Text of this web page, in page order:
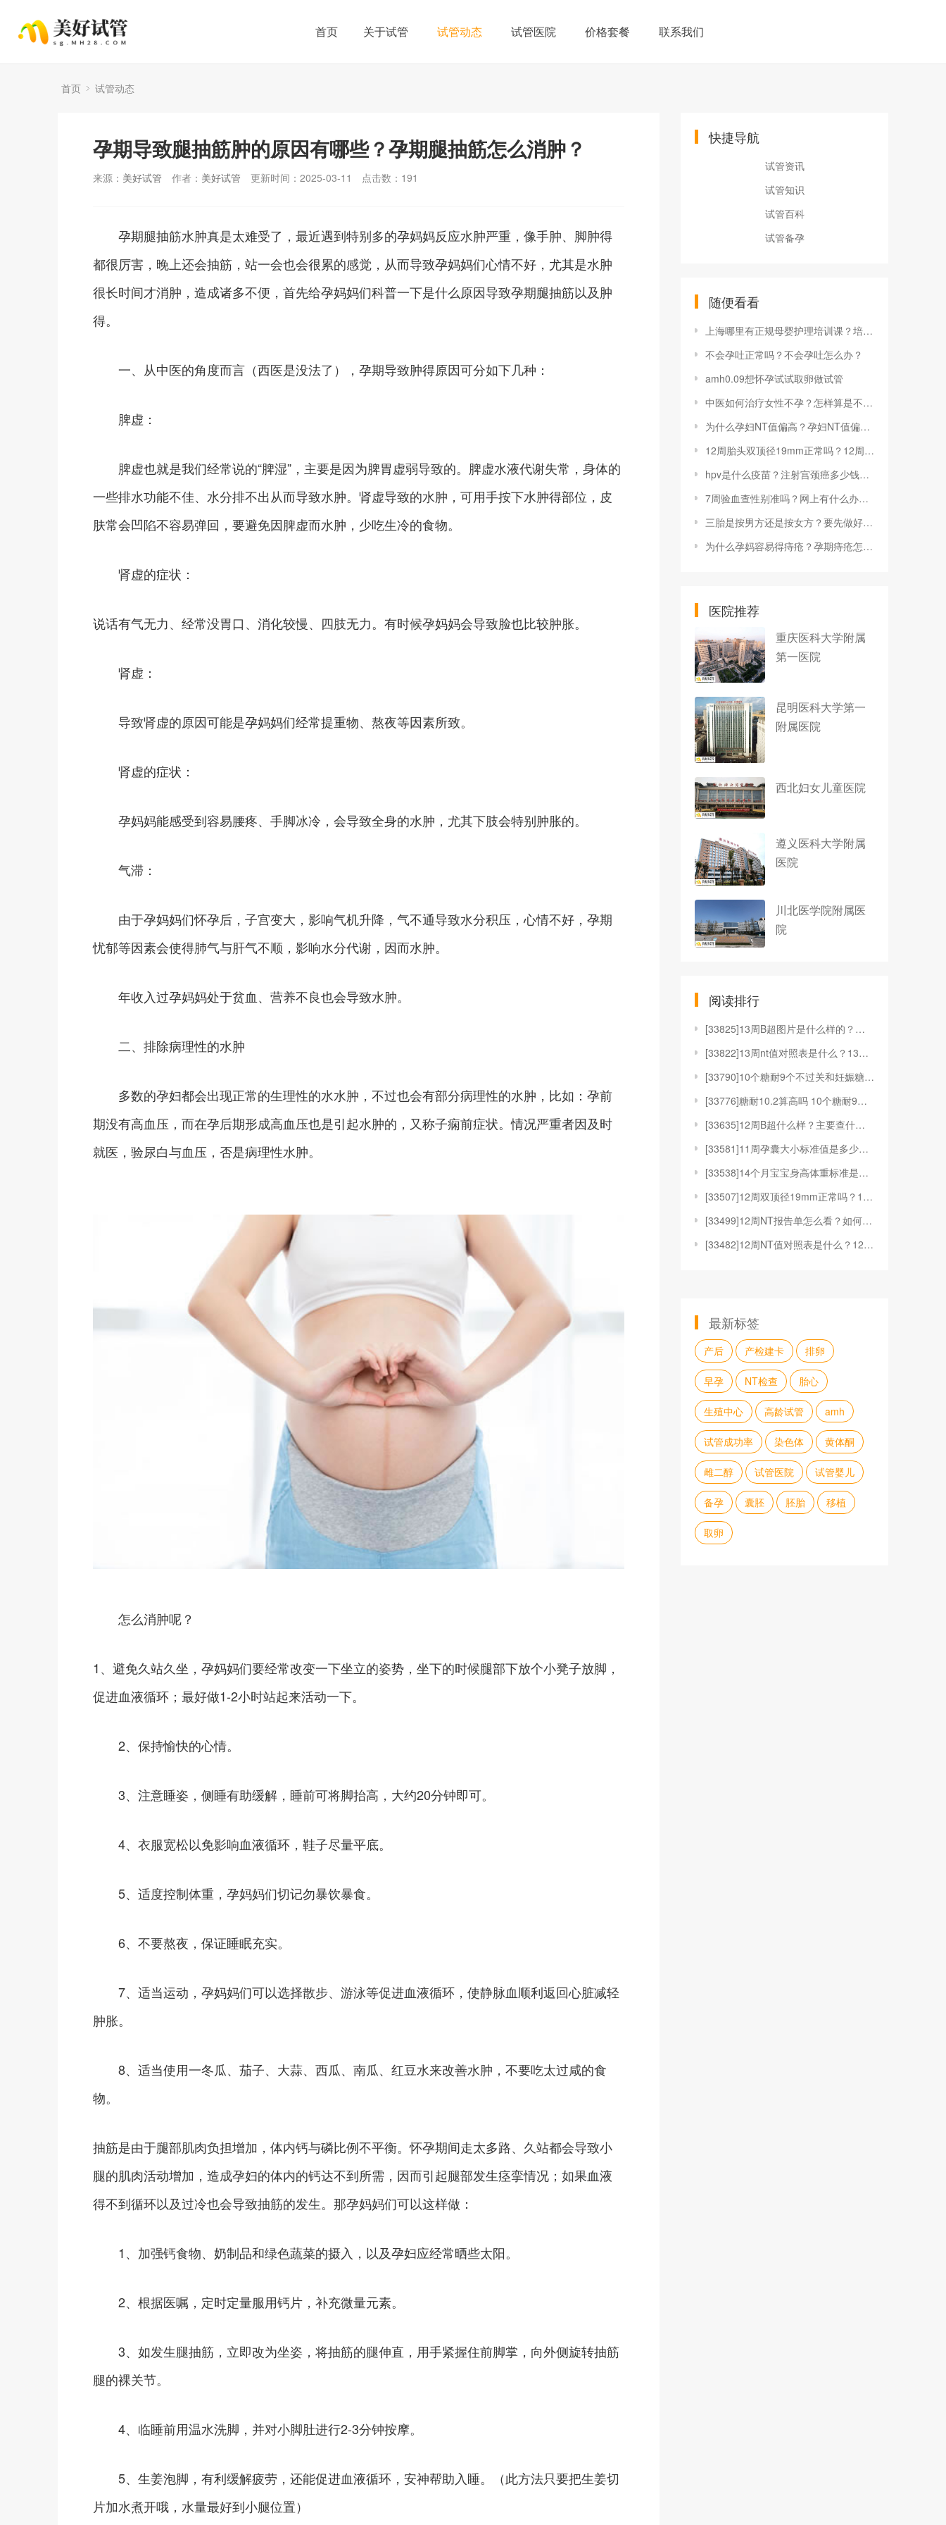
首页 关于试管 试管动态 试管医院 价格套餐 联系我们
首页 试管动态
孕期导致腿抽筋肿的原因有哪些？孕期腿抽筋怎么消肿？
来源： 美好试管 作者： 美好试管 更新时间：2025-03-11 点击数： 191
孕期腿抽筋水肿真是太难受了，最近遇到特别多的孕妈妈反应水肿严重，像手肿、脚肿得
都很厉害，晚上还会抽筋，站一会也会很累的感觉，从而导致孕妈妈们心情不好，尤其是水肿
很长时间才消肿，造成诸多不便，首先给孕妈妈们科普一下是什么原因导致孕期腿抽筋以及肿
得。
一、从中医的角度而言（西医是没法了），孕期导致肿得原因可分如下几种：
脾虚：
脾虚也就是我们经常说的“脾湿”，主要是因为脾胃虚弱导致的。脾虚水液代谢失常，身体的
一些排水功能不佳、水分排不出从而导致水肿。肾虚导致的水肿，可用手按下水肿得部位，皮
肤常会凹陷不容易弹回，要避免因脾虚而水肿，少吃生冷的食物。
肾虚的症状：
说话有气无力、经常没胃口、消化较慢、四肢无力。有时候孕妈妈会导致脸也比较肿胀。
肾虚：
导致肾虚的原因可能是孕妈妈们经常提重物、熬夜等因素所致。
肾虚的症状：
孕妈妈能感受到容易腰疼、手脚冰冷，会导致全身的水肿，尤其下肢会特别肿胀的。
气滞：
由于孕妈妈们怀孕后，子宫变大，影响气机升降，气不通导致水分积压，心情不好，孕期
忧郁等因素会使得肺气与肝气不顺，影响水分代谢，因而水肿。
年收入过孕妈妈处于贫血、营养不良也会导致水肿。
二、排除病理性的水肿
多数的孕妇都会出现正常的生理性的水水肿，不过也会有部分病理性的水肿，比如：孕前
期没有高血压，而在孕后期形成高血压也是引起水肿的，又称子痫前症状。情况严重者因及时
就医，验尿白与血压，否是病理性水肿。
怎么消肿呢？
1、避免久站久坐，孕妈妈们要经常改变一下坐立的姿势，坐下的时候腿部下放个小凳子放脚，
促进血液循环；最好做1-2小时站起来活动一下。
2、保持愉快的心情。
3、注意睡姿，侧睡有助缓解，睡前可将脚抬高，大约20分钟即可。
4、衣服宽松以免影响血液循环，鞋子尽量平底。
5、适度控制体重，孕妈妈们切记勿暴饮暴食。
6、不要熬夜，保证睡眠充实。
7、适当运动，孕妈妈们可以选择散步、游泳等促进血液循环，使静脉血顺利返回心脏减轻
肿胀。
8、适当使用一冬瓜、茄子、大蒜、西瓜、南瓜、红豆水来改善水肿，不要吃太过咸的食
物。
抽筋是由于腿部肌肉负担增加，体内钙与磷比例不平衡。怀孕期间走太多路、久站都会导致小
腿的肌肉活动增加，造成孕妇的体内的钙达不到所需，因而引起腿部发生痉挛情况；如果血液
得不到循环以及过冷也会导致抽筋的发生。那孕妈妈们可以这样做：
1、加强钙食物、奶制品和绿色蔬菜的摄入，以及孕妇应经常晒些太阳。
2、根据医嘱，定时定量服用钙片，补充微量元素。
3、如发生腿抽筋，立即改为坐姿，将抽筋的腿伸直，用手紧握住前脚掌，向外侧旋转抽筋
腿的裸关节。
4、临睡前用温水洗脚，并对小脚肚进行2-3分钟按摩。
5、生姜泡脚，有利缓解疲劳，还能促进血液循环，安神帮助入睡。（此方法只要把生姜切
片加水煮开哦，水量最好到小腿位置）
快捷导航
试管资讯
试管知识
试管百科
试管备孕
随便看看
上海哪里有正规母婴护理培训课？培训哪些内容？
不会孕吐正常吗？不会孕吐怎么办？
amh0.09想怀孕试试取卵做试管
中医如何治疗女性不孕？怎样算是不孕？
为什么孕妇NT值偏高？孕妇NT值偏高如何处理？
12周胎头双顶径19mm正常吗？12周胎头双顶径偏小怎么办？
hpv是什么疫苗？注射宫颈癌多少钱一针？
7周验血查性别准吗？网上有什么办法可以判断胎儿性别？
三胎是按男方还是按女方？要先做好哪些准备？
为什么孕妈容易得痔疮？孕期痔疮怎么办？
医院推荐
重庆医科大学附属
第一医院
昆明医科大学第一
附属医院
西北妇女儿童医院
遵义医科大学附属
医院
川北医学院附属医
院
阅读排行
[33825]13周B超图片是什么样的？有什么用？
[33822]13周nt值对照表是什么？13周nt值对
[33790]10个糖耐9个不过关和妊娠糖尿病有何关系
[33776]糖耐10.2算高吗 10个糖耐9个不过关
[33635]12周B超什么样？主要查什么？
[33581]11周孕囊大小标准值是多少？11周孕囊是
[33538]14个月宝宝身高体重标准是多少？要注意什
[33507]12周双顶径19mm正常吗？12周双顶径
[33499]12周NT报告单怎么看？如何应对12周N
[33482]12周NT值对照表是什么？12周NT值对
最新标签
产后 产检建卡 排卵
早孕 NT检查 胎心
生殖中心 高龄试管 amh
试管成功率 染色体 黄体酮
雌二醇 试管医院 试管婴儿
备孕 囊胚 胚胎 移植
取卵